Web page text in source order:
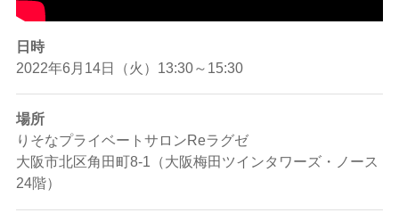
日時
2022年6月14日（火）13:30～15:30
場所
りそなプライベートサロンReラグゼ
大阪市北区角田町8-1（大阪梅田ツインタワーズ・ノース
24階）